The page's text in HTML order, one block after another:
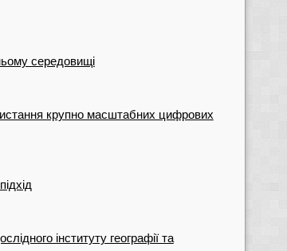
середовищі
крупно масштабних цифрових
інституту географії та